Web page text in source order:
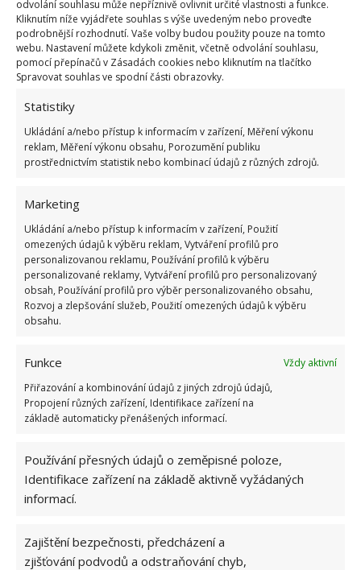
odvolání souhlasu může nepříznivě ovlivnit určité vlastnosti a funkce.
Kliknutím níže vyjádřete souhlas s výše uvedeným nebo proveďte
podrobnější rozhodnutí. Vaše volby budou použity pouze na tomto
webu. Nastavení můžete kdykoli změnit, včetně odvolání souhlasu,
pomocí přepínačů v Zásadách cookies nebo kliknutím na tlačítko
Spravovat souhlas ve spodní části obrazovky.
Statistiky
Ukládání a/nebo přístup k informacím v zařízení, Měření výkonu
reklam, Měření výkonu obsahu, Porozumění publiku
prostřednictvím statistik nebo kombinací údajů z různých zdrojů.
Marketing
Ukládání a/nebo přístup k informacím v zařízení, Použití
omezených údajů k výběru reklam, Vytváření profilů pro
personalizovanou reklamu, Používání profilů k výběru
personalizované reklamy, Vytváření profilů pro personalizovaný
obsah, Používání profilů pro výběr personalizovaného obsahu,
Rozvoj a zlepšování služeb, Použití omezených údajů k výběru
obsahu.
Funkce
Vždy aktivní
Přiřazování a kombinování údajů z jiných zdrojů údajů,
Propojení různých zařízení, Identifikace zařízení na
základě automaticky přenášených informací.
Používání přesných údajů o zeměpisné poloze,
Identifikace zařízení na základě aktivně vyžádaných
informací.
Zajištění bezpečnosti, předcházení a
zjišťování podvodů a odstraňování chyb,
Počet chalupářů roste
Někdy kolem roku 1990 mělo chalupu zhruba 400
více a dnes vlastní nějakou tu chalupu přes půl
milionu rodin. Chlupu si však lidé nepořizují pouze
kvůli letní dovolené či příjemným víkendům, ale
má v plánu byt nechat mladým nebo prodat a na
stará kolena jít právě na chalupu, kterou si za ta léta
pomalu, postupně zvelebí. Důvodem, jenž lidi drží ve
městě je i práce, kterou by na horách či v malé vísce
nesehnali. Na důchod je už to vlastně jedno a aspoň
budou mít vnoučátka kam jezdit. Propadli jste i vy
Obrázek: